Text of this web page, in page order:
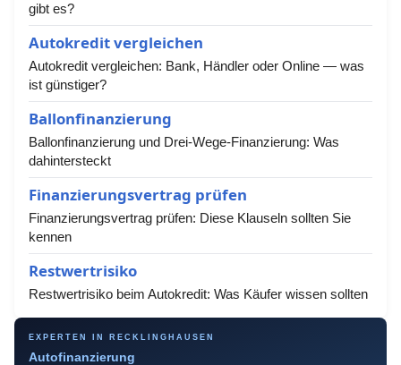
gibt es?
Autokredit vergleichen
Autokredit vergleichen: Bank, Händler oder Online — was
ist günstiger?
Ballonfinanzierung
Ballonfinanzierung und Drei-Wege-Finanzierung: Was
dahintersteckt
Finanzierungsvertrag prüfen
Finanzierungsvertrag prüfen: Diese Klauseln sollten Sie
kennen
Restwertrisiko
Restwertrisiko beim Autokredit: Was Käufer wissen sollten
EXPERTEN IN RECKLINGHAUSEN
Autofinanzierung